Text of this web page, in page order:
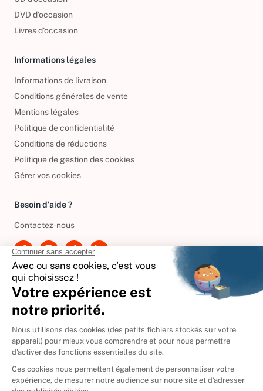
DVD d'occasion
Livres d’occasion
Informations légales
Informations de livraison
Conditions générales de vente
Mentions légales
Politique de confidentialité
Conditions de réductions
Politique de gestion des cookies
Gérer vos cookies
Besoin d'aide ?
Contactez-nous
International
🇪🇸 Espagne
🇩🇪Allemagne
🇮🇹 Italie